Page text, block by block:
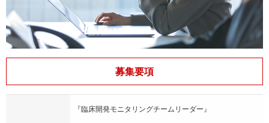
募集要項
『臨床開発モニタリングチームリーダー』